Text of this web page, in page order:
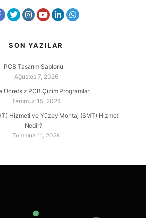
SON YAZILAR
PCB Tasarım Şablonu
Ağustos 7, 2026
Ücretsiz PCB Çizim Programları
Temmuz 15, 2026
Hizmeti ve Yüzey Montaj (SMT) Hizmeti
Nedir?
Temmuz 11, 2026